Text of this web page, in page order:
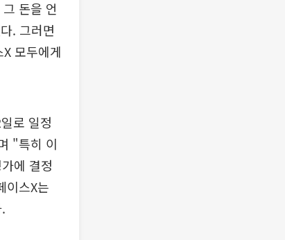
돈을 언
. 그러면
모두에게
로 일정
"특히 이
에 결정
이스X는